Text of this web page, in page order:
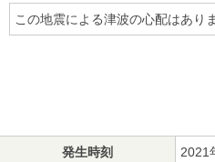
この地震による津波の心配はあり
発生時刻 2021